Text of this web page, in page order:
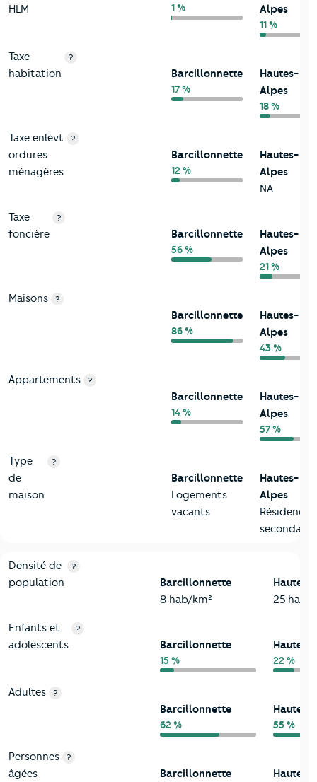
HLM 1 % Alpes
11 %
Taxe
habitation
?
Barcillonnette
17 %
Hautes-
Alpes
18 %
Taxe enlèvt
ordures
ménagères
?
Barcillonnette
12 %
Hautes-
Alpes
NA
Taxe
foncière
?
Barcillonnette
56 %
Hautes-
Alpes
21 %
Maisons ?
Barcillonnette
86 %
Hautes-
Alpes
43 %
Appartements ?
Barcillonnette
14 %
Hautes-
Alpes
57 %
Type
de
maison
?
Barcillonnette
Logements
vacants
Hautes-
Alpes
Résidences
2-Habitants
Critères Barcillonnette
Densité de
population
?
Barcillonnette
8 hab/km²
Hautes-
25 hab/
Enfants et
adolescents
?
Barcillonnette
15 %
Hautes-
22 %
Adultes ?
Barcillonnette
62 %
Hautes-
55 %
Personnes
âgées
?
Barcillonnette Hautes-